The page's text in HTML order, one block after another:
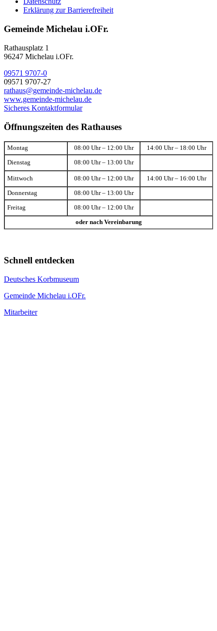
Erklärung zur Barrierefreiheit
Gemeinde Michelau i.OFr.
Rathausplatz 1
96247 Michelau i.OFr.
09571 9707-0
09571 9707-27
rathaus@gemeinde-michelau.de
www.gemeinde-michelau.de
Sicheres Kontaktformular
Öffnungszeiten des Rathauses
Montag 08:00 Uhr – 12:00 Uhr 14:00 Uhr – 18:00 Uhr
Dienstag 08:00 Uhr – 13:00 Uhr
Mittwoch 08:00 Uhr – 12:00 Uhr 14:00 Uhr – 16:00 Uhr
Donnerstag 08:00 Uhr – 13:00 Uhr
Freitag 08:00 Uhr – 12:00 Uhr
oder nach Vereinbarung
Schnell entdecken
Deutsches Korbmuseum
Gemeinde Michelau i.OFr.
Mitarbeiter